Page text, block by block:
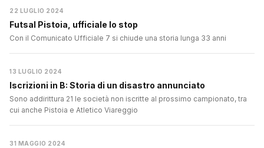
22 LUGLIO 2024
Futsal Pistoia, ufficiale lo stop
Con il Comunicato Ufficiale 7 si chiude una storia lunga 33 anni
13 LUGLIO 2024
Iscrizioni in B: Storia di un disastro annunciato
Sono addirittura 21 le società non iscritte al prossimo campionato, tra
cui anche Pistoia e Atletico Viareggio
31 MAGGIO 2024